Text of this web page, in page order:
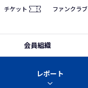
チケット ファンクラブ
会員組織
レポート